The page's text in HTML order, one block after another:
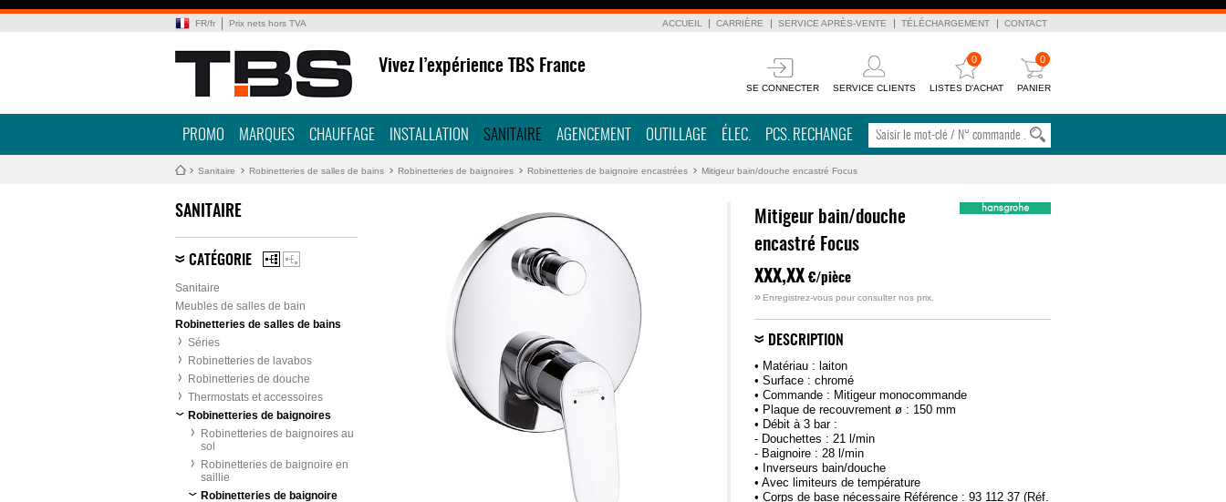
FR/fr Prix nets hors TVA ACCUEIL CARRIÈRE SERVICE APRÈS-VENTE TÉLÉCHARGEMENT CONTACT
Vivez l’expérience TBS France
SE CONNECTER SERVICE CLIENTS
0
LISTES D'ACHAT
0
PANIER
PROMO MARQUES CHAUFFAGE INSTALLATION SANITAIRE AGENCEMENT OUTILLAGE ÉLEC. PCS. RECHANGE
Sanitaire Robinetteries de salles de bains Robinetteries de baignoires Robinetteries de baignoire encastrées Mitigeur bain/douche encastré Focus
SANITAIRE
CATÉGORIE
Sanitaire
Meubles de salles de bain
Robinetteries de salles de bains
Séries
Robinetteries de lavabos
Robinetteries de douche
Thermostats et accessoires
Robinetteries de baignoires
Robinetteries de baignoires au
sol
Robinetteries de baignoire en
saillie
Robinetteries de baignoire
Mitigeur bain/douche
encastré Focus
XXX,XX €/pièce
» Enregistrez-vous pour consulter nos prix.
DESCRIPTION
• Matériau : laiton
• Surface : chromé
• Commande : Mitigeur monocommande
• Plaque de recouvrement ø : 150 mm
• Débit à 3 bar :
- Douchettes : 21 l/min
- Baignoire : 28 l/min
• Inverseurs bain/douche
• Avec limiteurs de température
• Corps de base nécessaire Référence : 93 112 37 (Réf.